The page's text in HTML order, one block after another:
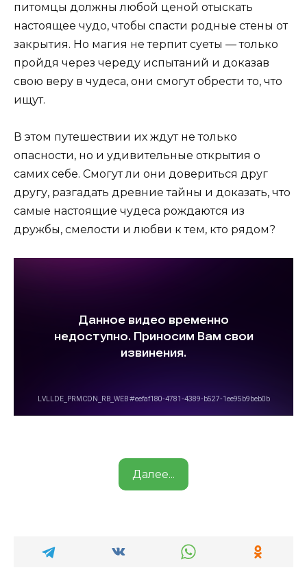
питомцы должны любой ценой отыскать
настоящее чудо, чтобы спасти родные стены от
закрытия. Но магия не терпит суеты — только
пройдя через череду испытаний и доказав
свою веру в чудеса, они смогут обрести то, что
ищут.
В этом путешествии их ждут не только
опасности, но и удивительные открытия о
самих себе. Смогут ли они довериться друг
другу, разгадать древние тайны и доказать, что
самые настоящие чудеса рождаются из
дружбы, смелости и любви к тем, кто рядом?
Далее...